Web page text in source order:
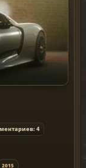
4
2015